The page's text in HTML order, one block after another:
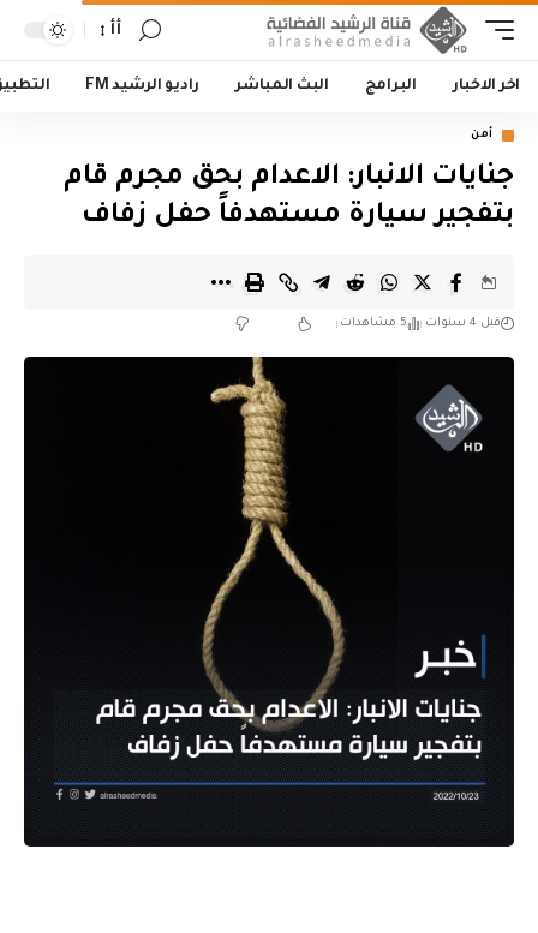
أأ
اخر الاخبار البرامج البث المباشر راديو الرشيد FM
أمن
جنايات الانبار: الاعدام بحق مجرم قام
بتفجير سيارة مستهدفاً حفل زفاف
قبل 4 سنوات 5 مشاهدات